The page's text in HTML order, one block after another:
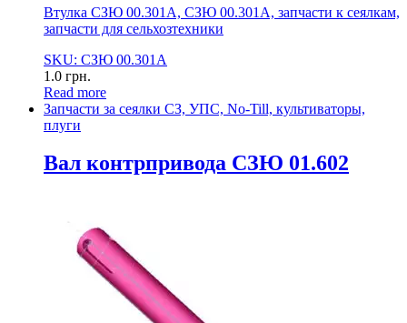
Втулка СЗЮ 00.301А, СЗЮ 00.301А, запчасти к сеялкам,
запчасти для сельхозтехники
SKU: СЗЮ 00.301А
1.0 грн.
Read more
Запчасти за сеялки СЗ, УПС, No-Till, культиваторы,
плуги
Вал контрпривода СЗЮ 01.602